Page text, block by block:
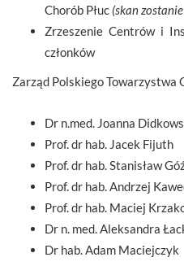
Chorób Płuc (skan
Zrzeszenie Centrów i
członków
Zarząd Polskiego Towarzystwa
Dr n.med. Joanna
Prof. dr hab. Jacek Fijuth
Prof. dr hab. Stanisław
Prof. dr hab. Andrzej
Prof. dr hab. Maciej
Dr n. med. Aleksandra
Dr hab. Adam Maciejczyk